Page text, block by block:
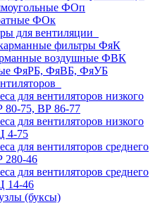
ФОп
ФОк
для вентиляции
фильтры ФяК
воздушные ФВК
ФяРБ, ФяВБ, ФяУБ
для вентиляторов низкого
80-75, ВР 86-77
для вентиляторов низкого
4-75
для вентиляторов среднего
280-46
для вентиляторов среднего
14-46
(буксы)